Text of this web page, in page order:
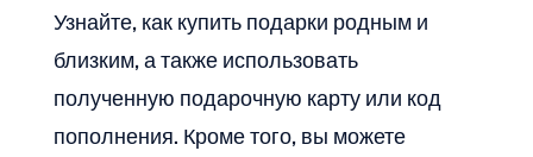
Узнайте, как купить подарки родным и
близким, а также использовать
полученную подарочную карту или код
пополнения. Кроме того, вы можете